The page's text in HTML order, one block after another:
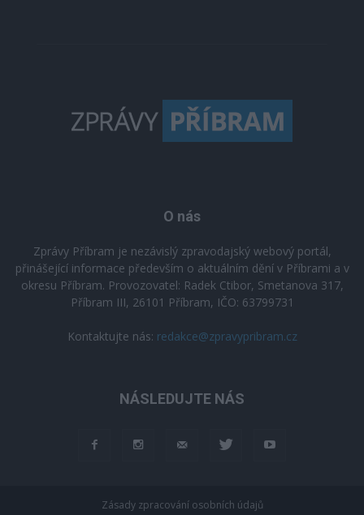
O nás
Zprávy Příbram je nezávislý zpravodajský webový portál,
přinášející informace především o aktuálním dění v Příbrami a v
okresu Příbram. Provozovatel: Radek Ctibor, Smetanova 317,
Příbram III, 26101 Příbram, IČO: 63799731
Kontaktujte nás: redakce@zpravypribram.cz
NÁSLEDUJTE NÁS
Zásady zpracování osobních údajů